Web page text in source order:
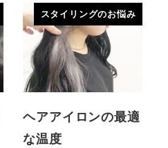
スタイリングのお悩み
ヘアアイロンの最適
な温度